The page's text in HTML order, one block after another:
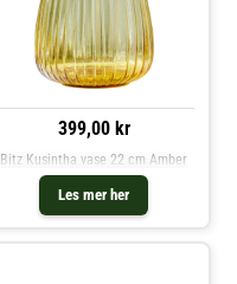
399,00 kr
Les mer her
Bitz Kusintha vase 22 cm Amber